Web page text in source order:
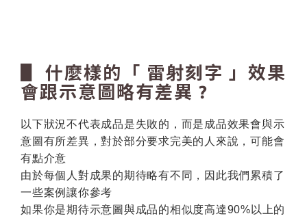
▋ 什麼樣的「 雷射刻字 」效果
會跟示意圖略有差異 ?
以下狀況不代表成品是失敗的，而是成品效果會與示
意圖有所差異，對於部分要求完美的人來說，可能會
有點介意
由於每個人對成果的期待略有不同，因此我們累積了
一些案例讓你參考
如果你是期待示意圖與成品的相似度高達90%以上的